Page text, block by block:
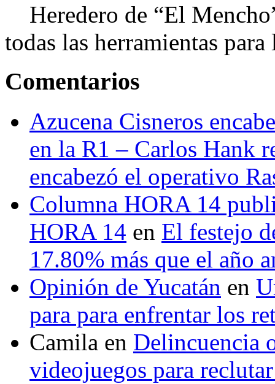
Heredero de “El
todas las herramientas
Comentarios
Azucena Cisneros
en la R1 – Carlos Hank
encabezó el operativo
Columna HORA 14
HORA 14 en El festejo
17.80% más que el año
Opinión de Yucatán en
para para enfrentar los
Camila en Delincuencia
videojuegos para